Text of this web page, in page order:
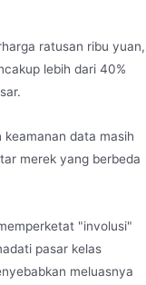
ratusan ribu yuan,
lebih dari 40%
data masih
merek yang berbeda
"involusi"
pasar kelas
meluasnya